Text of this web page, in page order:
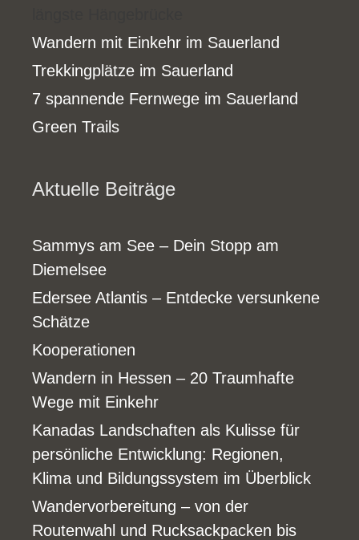
Wandern mit Einkehr im Sauerland
Trekkingplätze im Sauerland
7 spannende Fernwege im Sauerland
Green Trails
Aktuelle Beiträge
Sammys am See – Dein Stopp am
Diemelsee
Edersee Atlantis – Entdecke versunkene
Schätze
Kooperationen
Wandern in Hessen – 20 Traumhafte
Wege mit Einkehr
Kanadas Landschaften als Kulisse für
persönliche Entwicklung: Regionen,
Klima und Bildungssystem im Überblick
Wandervorbereitung – von der
Routenwahl und Rucksackpacken bis